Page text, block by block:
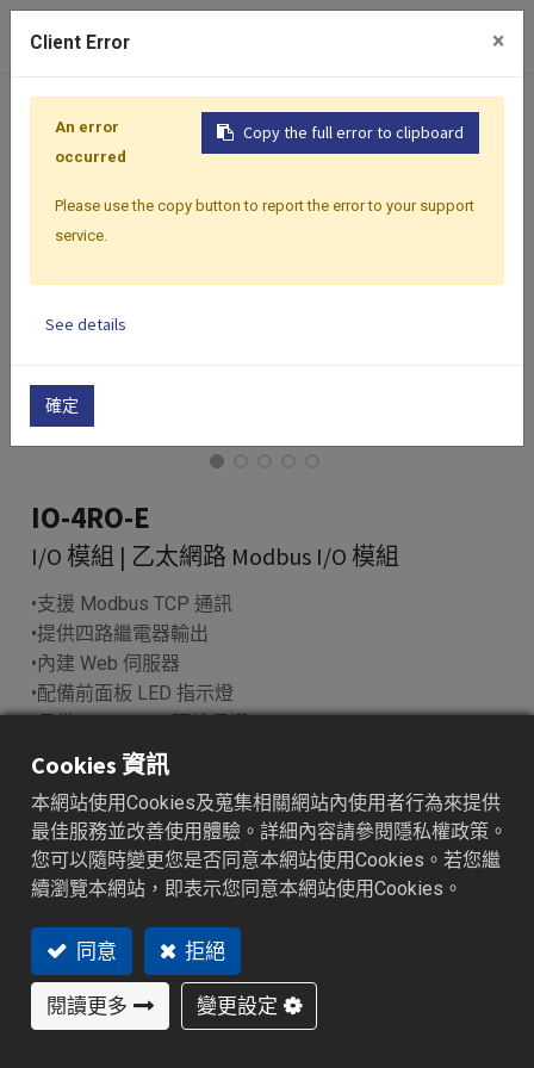
I/O 模組 乙太網路 Modbus I/O 模組
I/O 模組 | 乙太網路 Modbus I/O 模組
IO-4RO-E
•支援 Modbus TCP 通訊
•提供四路繼電器輸出
•內建 Web 伺服器
•配備前面板 LED 指示燈
•具備 2500Vrms 隔離保護
加入詢價車
特色功能
Cookies 資訊
本網站使用Cookies及蒐集相關網站內使用者行為來提供
最佳服務並改善使用體驗。詳細內容請參閱隱私權政策。
您可以隨時變更您是否同意本網站使用Cookies。若您繼
續瀏覽本網站，即表示您同意本網站使用Cookies。
同意 拒絕
閱讀更多 變更設定
Client Error ×
Copy the full error to clipboard
An error
occurred
Please use the copy button to report the error to your support
service.
See details
確定